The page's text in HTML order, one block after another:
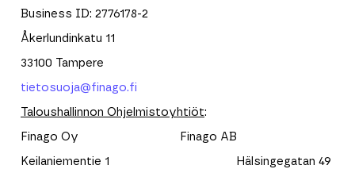
Business ID: 2776178-2
Åkerlundinkatu 11
33100 Tampere
tietosuoja@finago.fi
Taloushallinnon Ohjelmistoyhtiöt:
Finago Oy Finago AB
Keilaniementie 1 Hälsingegatan 49